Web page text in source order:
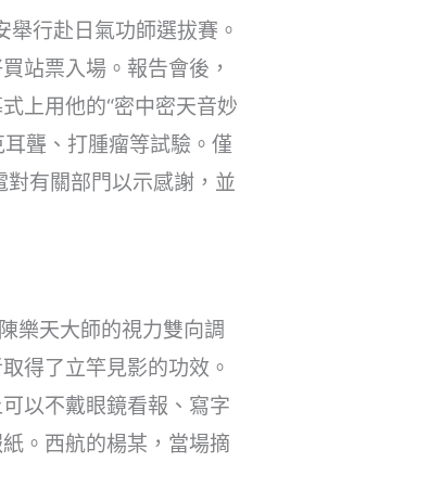
行赴日氣功師選拔賽。
站票入場。報告會後，
上用他的“密中密天音妙
聾、打腫瘤等試驗。僅
有關部門以示感謝，並
樂天大師的視力雙向調
得了立竿見影的功效。
以不戴眼鏡看報、寫字
。西航的楊某，當場摘